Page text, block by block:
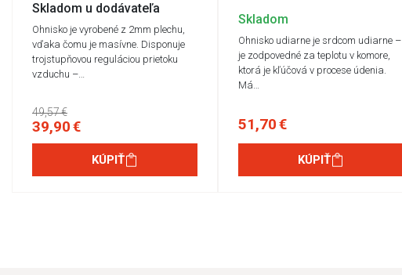
Skladom u dodávateľa
Ohnisko je vyrobené z 2mm plechu,
vďaka čomu je masívne. Disponuje
trojstupňovou reguláciou prietoku
vzduchu –…
49,57 €
39,90 €
KÚPIŤ
Skladom
Ohnisko udiarne je srdcom udiarne –
je zodpovedné za teplotu v komore,
ktorá je kľúčová v procese údenia.
Má…
51,70 €
KÚPIŤ